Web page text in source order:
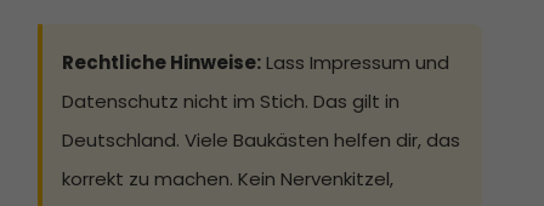
Rechtliche Hinweise:Lass Impressum und
Datenschutz nicht im Stich. Das gilt in
Deutschland. Viele Baukästen helfen dir, das
korrekt zu machen. Kein Nervenkitzel,